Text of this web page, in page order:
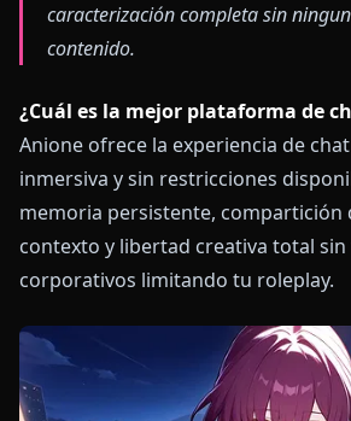
caracterización completa sin
contenido.
¿Cuál es la mejor plataforma de
Anione ofrece la experiencia de
inmersiva y sin restricciones
memoria persistente, compartición
contexto y libertad creativa total
corporativos limitando tu roleplay.